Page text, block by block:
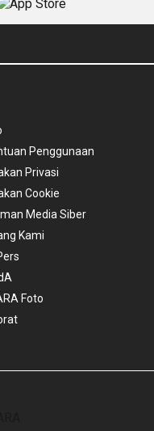
Penggunaan
Privasi
Cookie
Media Siber
Kami
Foto